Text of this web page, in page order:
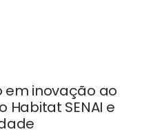
em inovação ao
SENAI e